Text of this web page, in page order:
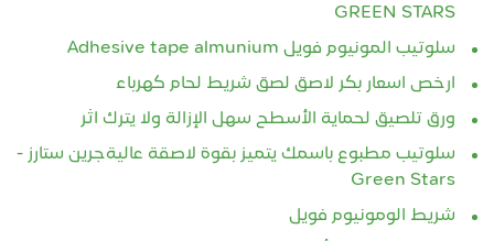
GREEN STARS
سلوتيب المونيوم فويل Adhesive tape almunium
ارخص اسعار بكر لاصق لصق شريط لحام كهرباء
ورق تلصيق لحماية الأسطح سهل الإزالة ولا يترك اثر
سلوتيب مطبوع باسمك يتميز بقوة لاصقة عاليةجرين ستارز -
Green Stars
شريط الومونيوم فويل